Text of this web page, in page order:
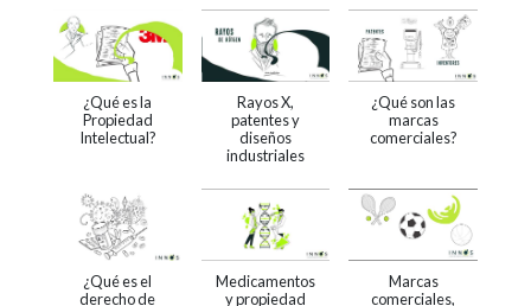
¿Qué es la
Propiedad
Intelectual?
Rayos X,
patentes y
diseños
industriales
¿Qué son las
marcas
comerciales?
¿Qué es el
derecho de
Medicamentos
y propiedad
Marcas
comerciales,